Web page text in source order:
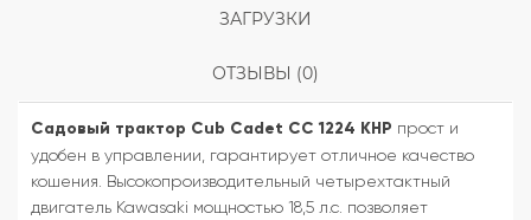
ЗАГРУЗКИ
ОТЗЫВЫ (0)
Садовый трактор Cub Cadet CC 1224 KHP прост и
удобен в управлении, гарантирует отличное качество
кошения. Высокопроизводительный четырехтактный
двигатель Kawasaki мощностью 18,5 л.с. позволяет